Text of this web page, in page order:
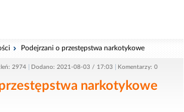
Podejrzani o przestępstwa narkotykowe
2974 Dodano: 2021-08-03 / 17:03 Komentarzy: 0
narkotykowe